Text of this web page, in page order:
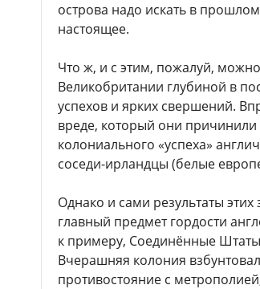
острова надо искать в
настоящее.
Что ж, и с этим, пожалуй,
Великобритании глубиной в
успехов и ярких свершений.
вреде, который они
колониального «успеха»
соседи-ирландцы (белые
Однако и сами результаты
главный предмет гордости
к примеру, Соединённые
Вчерашняя колония
противостояние с